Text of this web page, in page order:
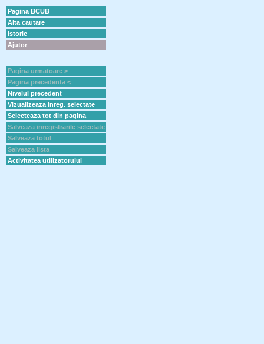
Pagina BCUB
Alta cautare
Istoric
Ajutor
Pagina urmatoare >
Pagina precedenta <
Nivelul precedent
Vizualizeaza inreg. selectate
Selecteaza tot din pagina
Salveaza inregistrarile selectate
Salveaza totul
Salveaza lista
Activitatea utilizatorului